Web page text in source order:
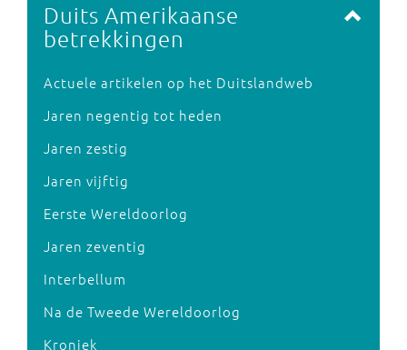
Duits Amerikaanse
betrekkingen
Actuele artikelen op het Duitslandweb
Jaren negentig tot heden
Jaren zestig
Jaren vijftig
Eerste Wereldoorlog
Jaren zeventig
Interbellum
Na de Tweede Wereldoorlog
Kroniek